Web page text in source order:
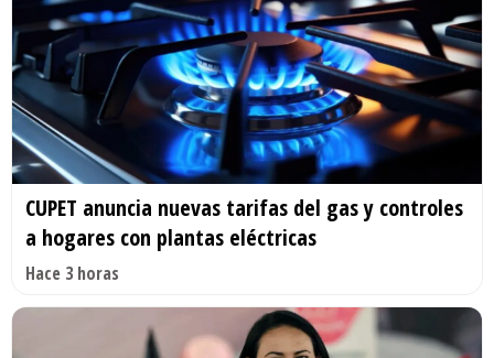
CUPET anuncia nuevas tarifas del gas y controles
a hogares con plantas eléctricas
Hace 3 horas